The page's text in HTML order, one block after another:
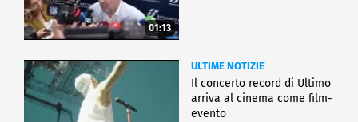
01:13
ULTIME NOTIZIE
Il concerto record di Ultimo
arriva al cinema come film-
evento